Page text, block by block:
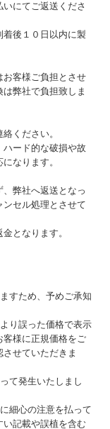
にてご返送くださ
後１０日以内に製
お客様ご負担とさせ
弊社で負担致しま
ください。
ード的な破損や故
なります。
弊社へ返送となっ
セル処理とさせて
となります。
すため、予めご承知
り誤った価格で表示
客様に正規価格をご
せていただきま
て発生いたしまし
細心の注意を払って
記載や誤植を含む